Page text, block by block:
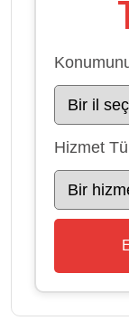
Hizmet